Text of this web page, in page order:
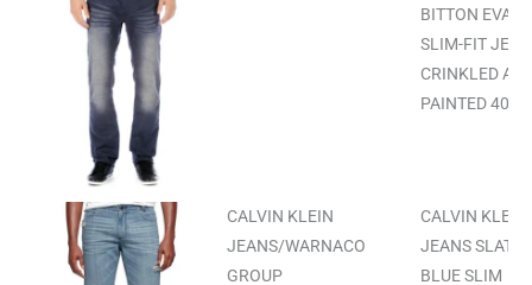
BITTON EVAN
SLIM-FIT
CRINKLED
PAINTED
CALVIN KLEIN
JEANS/WARNACO
GROUP
CALVIN KLEIN
JEANS SLATE
BLUE SLIM